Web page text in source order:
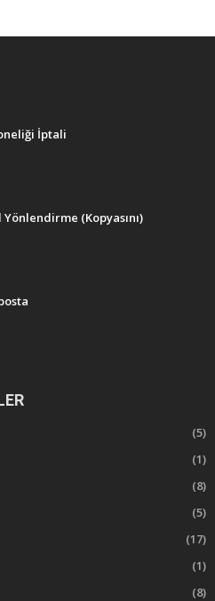
İptali
(Kopyasını)
(5)
(1)
(8)
(5)
(17)
(1)
(8)